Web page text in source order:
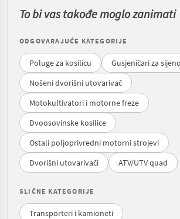
To bi vas takođe moglo zanimati
ODGOVARAJUĆE KATEGORIJE
Poluge za kosilicu
Gusjeničari za sijeno
Nošeni dvorišni utovarivač
Motokultivatori i motorne freze
Dvoosovinske kosilice
Ostali poljoprivredni motorni strojevi
Dvorišni utovarivači
ATV/UTV quad
SLIČNE KATEGORIJE
Transporteri i kamioneti